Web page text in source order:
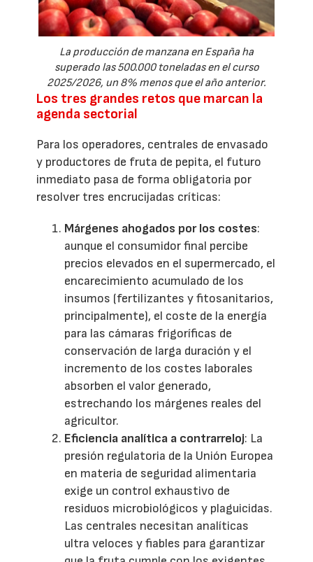
La producción de manzana en España ha
superado las 500.000 toneladas en el curso
2025/2026, un 8% menos que el año anterior.
Los tres grandes retos que marcan la
agenda sectorial
Para los operadores, centrales de envasado
y productores de fruta de pepita, el futuro
inmediato pasa de forma obligatoria por
resolver tres encrucijadas críticas:
Márgenes ahogados por los costes:
aunque el consumidor final percibe
precios elevados en el supermercado, el
encarecimiento acumulado de los
insumos (fertilizantes y fitosanitarios,
principalmente), el coste de la energía
para las cámaras frigoríficas de
conservación de larga duración y el
incremento de los costes laborales
absorben el valor generado,
estrechando los márgenes reales del
agricultor.
Eficiencia analítica a contrarreloj: La
presión regulatoria de la Unión Europea
en materia de seguridad alimentaria
exige un control exhaustivo de
residuos microbiológicos y plaguicidas.
Las centrales necesitan analíticas
ultra veloces y fiables para garantizar